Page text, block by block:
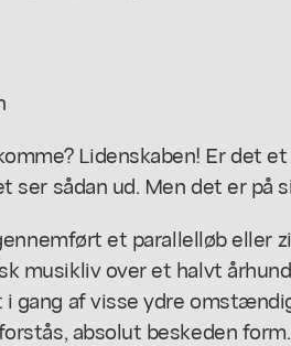
Lidenskaben! Er det
ser sådan ud. Men det er på
et parallelløb eller
musikliv over et halvt
gang af visse ydre
absolut beskeden form.